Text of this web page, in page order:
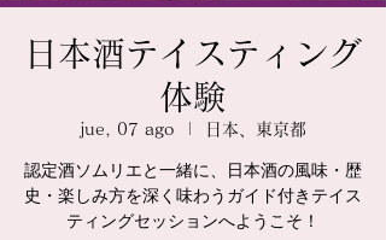
日本酒テイスティング
体験
jue, 07 ago 日本、東京都
認定酒ソムリエと一緒に、日本酒の風味・歴
史・楽しみ方を深く味わうガイド付きテイス
ティングセッションへようこそ！